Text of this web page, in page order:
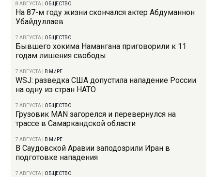
8 АВГУСТА ОБЩЕСТВО
На 87-м году жизни скончался актер Абдуманнон
Убайдуллаев
7 АВГУСТА ОБЩЕСТВО
Бывшего хокима Намангана приговорили к 11
годам лишения свободы
7 АВГУСТА В МИРЕ
WSJ: разведка США допустила нападение России
на одну из стран НАТО
7 АВГУСТА ОБЩЕСТВО
Грузовик MAN загорелся и перевернулся на
трассе в Самаркандской области
7 АВГУСТА В МИРЕ
В Саудовской Аравии заподозрили Иран в
подготовке нападения
7 АВГУСТА ОБЩЕСТВО